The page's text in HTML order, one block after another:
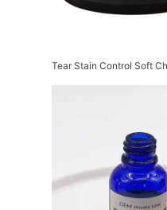
Tear Stain Control Soft